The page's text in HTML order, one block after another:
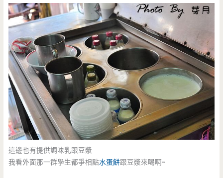
這邊也有提供調味乳跟豆漿
我看外面那一群學生都爭相點水蛋餅跟豆漿來喝啊~